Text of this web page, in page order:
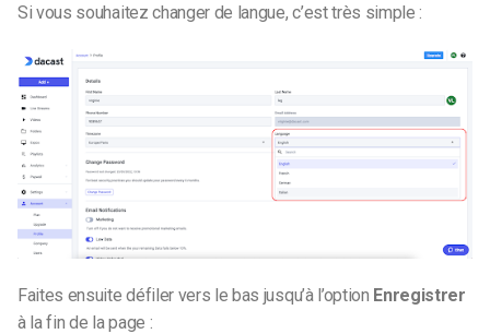
Si vous souhaitez changer de langue, c’est très simple :
Faites ensuite défiler vers le bas jusqu’à l’option Enregistrer
à la fin de la page :